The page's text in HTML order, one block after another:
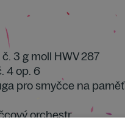
3 g moll HWV 287
4 op. 6
pro smyčce na paměť
orchestr